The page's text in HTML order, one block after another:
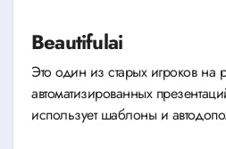
Beautifulai
Это один из старых игроков на
автоматизированных
использует шаблоны и